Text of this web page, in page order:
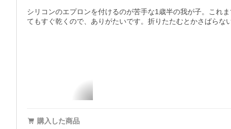
シリコンのエプロンを付けるのが苦手な1歳半の我が子。これ
てもすぐ乾くので、ありがたいです。折りたたむとかさばらな
購入した商品